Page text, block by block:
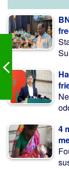
4